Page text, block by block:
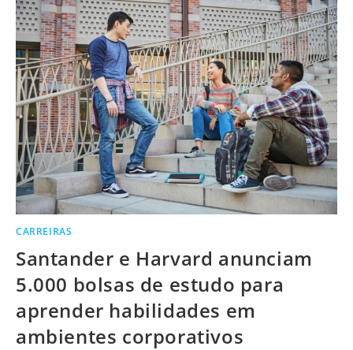
CARREIRAS
Santander e Harvard anunciam
5.000 bolsas de estudo para
aprender habilidades em
ambientes corporativos